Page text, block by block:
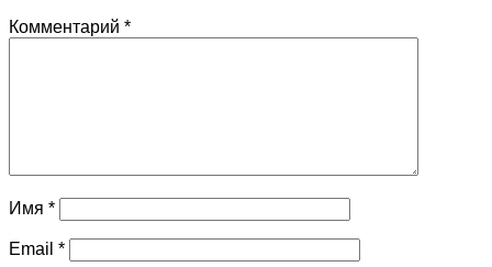
Комментарий *
Имя *
Email *